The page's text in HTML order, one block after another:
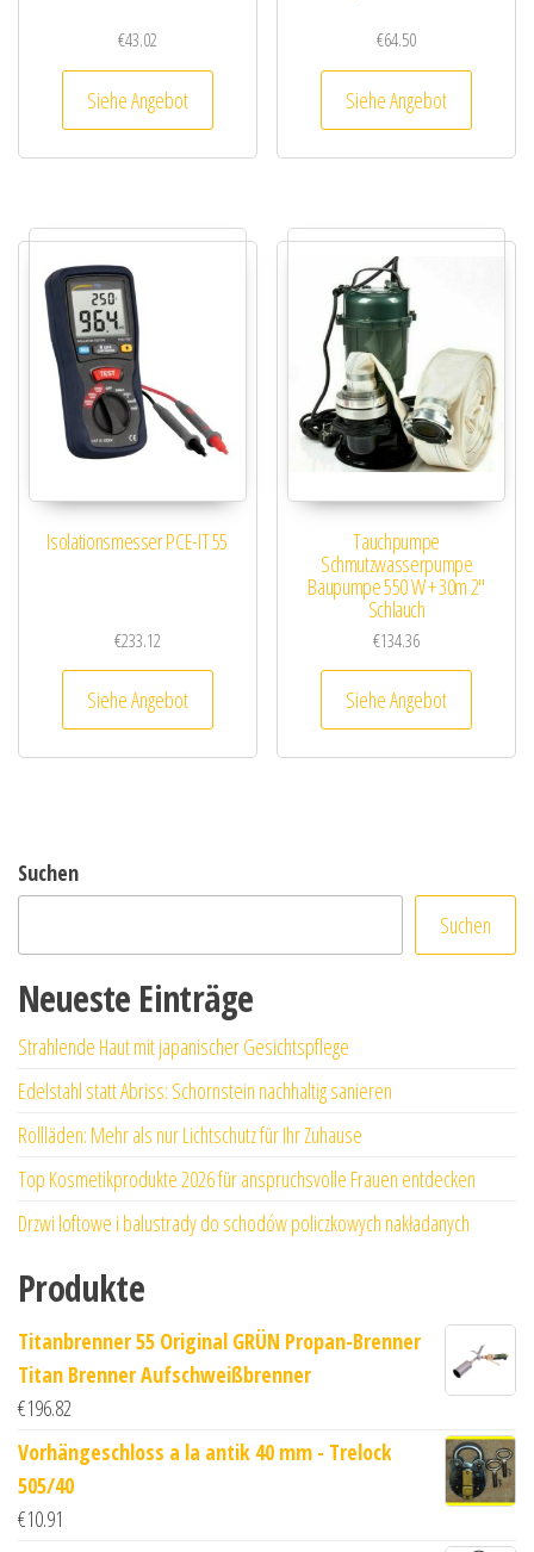
€43.02
Siehe Angebot
€64.50
Siehe Angebot
Isolationsmesser PCE-IT 55
€233.12
Siehe Angebot
Tauchpumpe
Schmutzwasserpumpe
Baupumpe 550 W + 30m 2″
Schlauch
€134.36
Siehe Angebot
Suchen
Suchen
Neueste Einträge
Strahlende Haut mit japanischer Gesichtspflege
Edelstahl statt Abriss: Schornstein nachhaltig sanieren
Rollläden: Mehr als nur Lichtschutz für Ihr Zuhause
Top Kosmetikprodukte 2026 für anspruchsvolle Frauen entdecken
Drzwi loftowe i balustrady do schodów policzkowych nakładanych
Produkte
Titanbrenner 55 Original GRÜN Propan-Brenner
Titan Brenner Aufschweißbrenner
€196.82
Vorhängeschloss a la antik 40 mm - Trelock
505/40
€10.91